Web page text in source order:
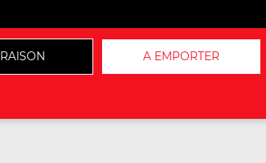
A EMPORTER